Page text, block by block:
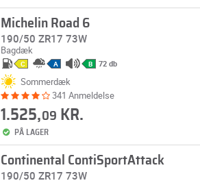
Michelin Road 6
190/50 ZR17 73W
Bagdæk
C A B 72 db
Sommerdæk
341 Anmeldelse
1.525,09 KR.
PÅ LAGER
Continental ContiSportAttack
190/50 ZR17 73W